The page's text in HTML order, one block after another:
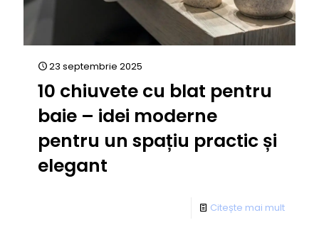
23 septembrie 2025
10 chiuvete cu blat pentru
baie – idei moderne
pentru un spațiu practic și
elegant
Citește mai mult